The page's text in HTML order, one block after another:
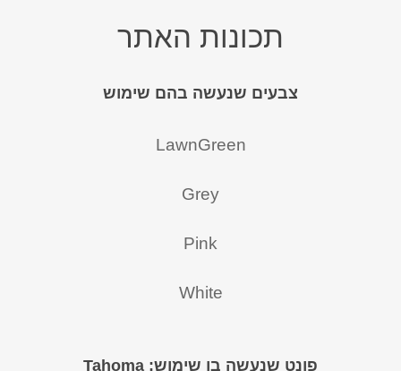
תכונות האתר
צבעים שנעשה בהם שימוש
LawnGreen
Grey
Pink
White
פונט שנעשה בו שימוש: Tahoma